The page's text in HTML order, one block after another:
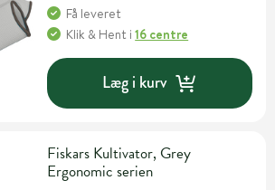
Få leveret
Klik & Hent i16 centre
Læg i kurv
Fiskars Kultivator, Grey
Ergonomic serien